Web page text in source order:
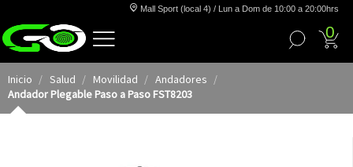
Mall Sport (local 4) / Lun a Dom de 10:00 a 20:00hrs
0
Inicio Salud Movilidad
Andadores
Andador Plegable Paso a Paso FST8203